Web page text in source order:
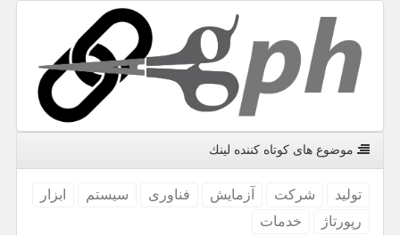
موضوع های كوتاه كننده لینك
تولید شركت آزمایش فناوری سیستم
ابزار
رپورتاژ
خدمات